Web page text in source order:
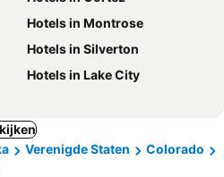
Hotels in Montrose
Hotels in Silverton
Hotels in Lake City
Verenigde Staten
Colorado